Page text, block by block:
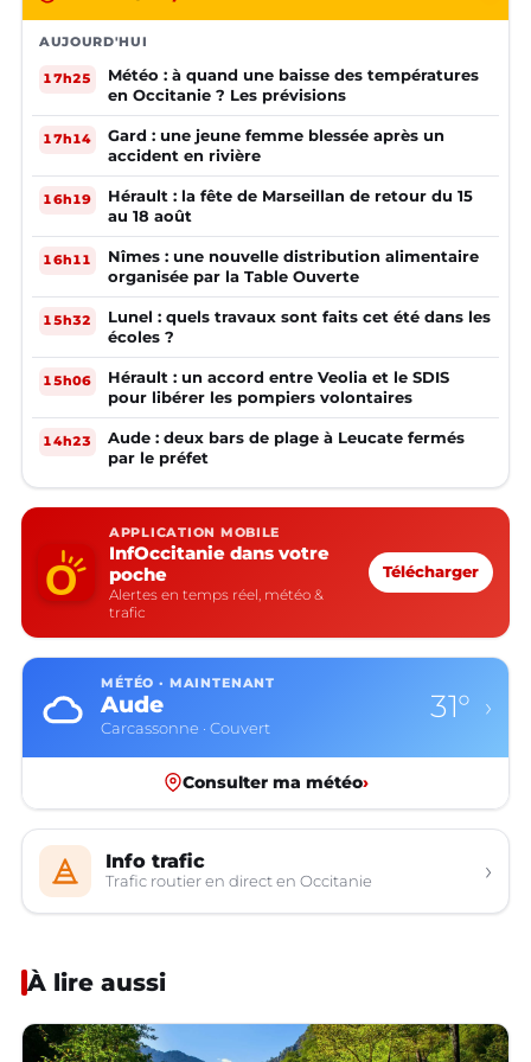
AUJOURD'HUI
17h25
Météo : à quand une baisse des températures
en Occitanie ? Les prévisions
17h14
Gard : une jeune femme blessée après un
accident en rivière
16h19
Hérault : la fête de Marseillan de retour du 15
au 18 août
16h11
Nîmes : une nouvelle distribution alimentaire
organisée par la Table Ouverte
15h32
Lunel : quels travaux sont faits cet été dans les
écoles ?
15h06
Hérault : un accord entre Veolia et le SDIS
pour libérer les pompiers volontaires
14h23
Aude : deux bars de plage à Leucate fermés
par le préfet
APPLICATION MOBILE
InfOccitanie dans votre
poche
Alertes en temps réel, météo &
trafic
Télécharger
MÉTÉO · MAINTENANT
Aude
Carcassonne · Couvert
31° ›
Consulter ma météo›
Info trafic
Trafic routier en direct en Occitanie ›
À lire aussi